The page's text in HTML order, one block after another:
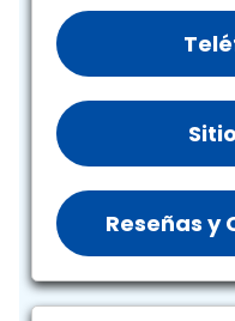
Reseñas y